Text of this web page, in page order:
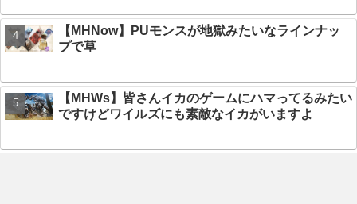
【MHNow】PUモンスが地獄みたいなラインナッ
プで草
【MHWs】皆さんイカのゲームにハマってるみたい
ですけどワイルズにも素敵なイカがいますよ